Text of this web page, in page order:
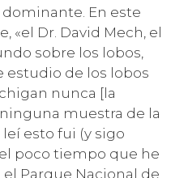
En este
«el Dr. David Mech, el
sobre los lobos,
estudio de los lobos
nunca [la
muestra de la
esto fui (y sigo
poco tiempo que he
Parque Nacional de